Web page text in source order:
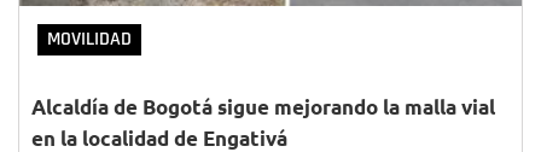
MOVILIDAD
Alcaldía de Bogotá sigue mejorando la malla vial
en la localidad de Engativá